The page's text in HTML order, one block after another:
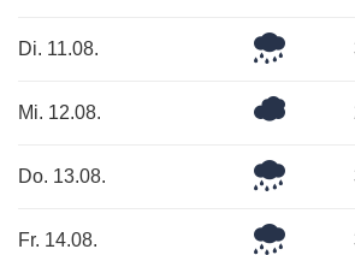
Di. 11.08.
Mi. 12.08.
Do. 13.08.
Fr. 14.08.